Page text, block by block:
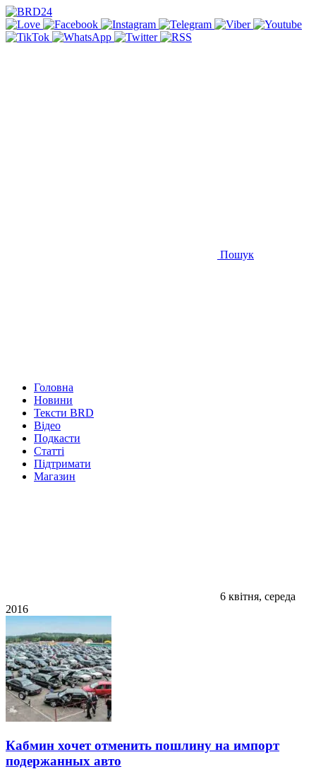
Пошук
Головна
Новини
Тексти BRD
Відео
Подкасти
Статті
Підтримати
Магазин
6 квітня, середа
2016
Кабмин хочет отменить пошлину на импорт
подержанных авто